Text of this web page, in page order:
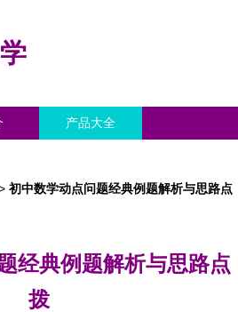
产品大全
初中数学动点问题经典例题解析与思路点
经典例题解析与思路点
拨